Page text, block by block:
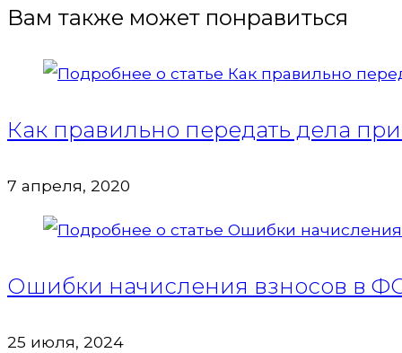
Вам также может понравиться
Как правильно передать дела
7 апреля, 2020
Ошибки начисления взносов в
25 июля, 2024